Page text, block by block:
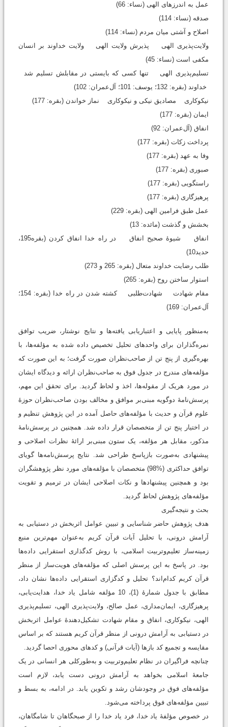
عمل به اندرزهای الهی (نساء: 66)
صدقه (نساء: 114)
اصلاح و آشتی میان مردم (نساء: 114)
ولایت‌پذیری الهی پذیرش ولایت الهی ولایت خداوند بر انسان
مکفی است (نساء: 45)
تسلیم‌پذیری الهی تنها کسی که بایستی در مقابلش تسلیم شد
خداوند (بقره: 132؛ یوسف: 101؛ آل‌عمران: 102)
نیکوکاری مصادیق نیکی و نیکوکاری نماز خواندن (بقره: 177)
ایمان (بقره: 177)
انفاق (آل‌عمران: 92)
پرداخت زکات (بقره: 177)
وفا به عهد (بقره: 177)
صبوری (بقره: 177)
راستگویی (بقره: 177)
پرهیزگاری (بقره: 177)
عمل طبق فرامین الهی (بقره: 229)
بخشش و گذشت (مائده: 13)
انفاق شیوۀ صحیح انفاق در راه خدا انفاق ‌کردن (بقره195،
حدید10)
طلب رضایت خداوند متعال (بقره: 265 و 273)
استوار ساختن روح (بقره: 265)
مقام شهادت شهادت‌طلبی کشته‌ شدن در راه خدا (بقره: 154؛
آل‌عمران: 169)
به‌منظور پایایی و اعتباریابی یافته‌‌ها و نتایج نوشتار، ضریب توافق
نمره‌گذاران برای واحدهای تحلیل تخصیص ‌داده ‌شده به مؤلفه‌ها، با
بهره‌گیری از پنج تن از صاحب‌نظران صورت گرفت؛ به این ‌صورت که
مؤلفه‌های مندرج در جدول فوق به صاحب‌نظران ارائه و دیدگاه ایشان
در مورد هریک از مقوله‌ها، اخذ و لحاظ گردید. برای تحقق این مهم،
پرسش‌نامۀ دوگویه مبنی‌بر موافق و مخالف بودن صاحب‌نظران حوزۀ
علوم قرآن و حدیث با مؤلفه‌های حاصل ‌آمده در این پژوهش تنظیم و
در اختیار پنج تن از متخصصان قرار داده شد. همچنین در پرسش‌نامۀ
مذکور، مقابل هر مؤلفه‌، یک ستون مبنی‌بر ارائۀ نظرات اصلاحی و
پیشنهادی به‌صورت بازپاسخ طراحی شد. نتایج پرسش‌نامه‌ها گویای
توافق حداکثری (%98) متخصصان با مؤلفه‌های مورد نظر پژوهشگران
بود و همچنین پیشنهادها و نکات اصلاحی ایشان در ترمیم و تقویت
مؤلفه‌های پژوهش لحاظ گردید.
بحث و نتیجه‌گیری
هدف پژوهش حاضر شناسایی و تبیین عوامل اثربخش در دستیابی به
آرامش درونی، با تحلیل آیات قرآن کریم به‌عنوان مهم‌ترین منبع
زمینه‌ساز تعلیم‌وتربیت اسلامی، با روش کدگذاری استقرایی داده‌ها
بود. در پاسخ به این پرسش اصلی که مؤلفه‌های هویت‌ساز از منظر
قرآن کریم کدام‌اند؟ تحلیل و کدگزاری استقرایی داده‌ها نشان داد،
مطابق با جدول شمارۀ (1)، 10 مؤلفه شامل یاد خدا، هدایت‌یابی،
پرهیزگاری، ایمان‌مداری، عمل صالح، ولایت‌پذیری الهی، تسلیم‌پذیری
الهی، نیکوکاری، انفاق و مقام شهادت تشکیل‌دهندۀ عوامل اثربخش
در دستیابی به آرامش درونی از منظر قرآن کریم هستند که بر اساس
مقایسه و تجمیع کد بازها (آیات قرآنی) و کدهای محوری احصا گردید.
چنانچه فراگیران در نظام تعلیم‌وتربیت و به‌طورکلی هر انسانی در یک
جامعۀ اسلامی بخواهد به آرامش درونی دست یابد، لازم است
مؤلفه‌های فوق در وجودشان رشد و تکوین یابد. در ادامه، به بسط و
تبیین مؤلفه‌های فوق پرداخته می‌شود.
در خصوص مؤلفۀ ‌یاد خدا، فرد یاد خدا را از صبحگاهان تا شامگاهان،